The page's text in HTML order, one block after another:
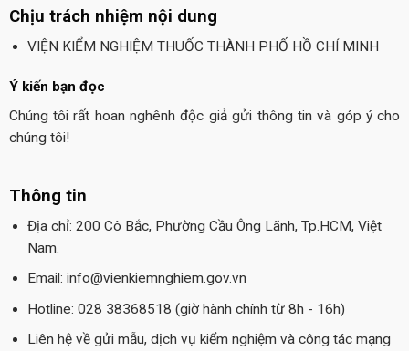
Chịu trách nhiệm nội dung
VIỆN KIỂM NGHIỆM THUỐC THÀNH PHỐ HỒ CHÍ MINH
Ý kiến bạn đọc
Chúng tôi rất hoan nghênh độc giả gửi thông tin và góp ý cho
chúng tôi!
Thông tin
Địa chỉ: 200 Cô Bắc, Phường Cầu Ông Lãnh, Tp.HCM, Việt
Nam.
Email: info@vienkiemnghiem.gov.vn
Hotline: 028 38368518 (giờ hành chính từ 8h - 16h)
Liên hệ về gửi mẫu, dịch vụ kiểm nghiệm và công tác mạng